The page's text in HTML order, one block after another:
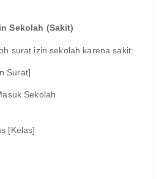
Sekolah (Sakit)
surat izin sekolah karena sakit:
Surat]
Sekolah
[Kelas]